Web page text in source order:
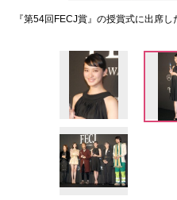
『第54回FECJ賞』の授賞式に出席